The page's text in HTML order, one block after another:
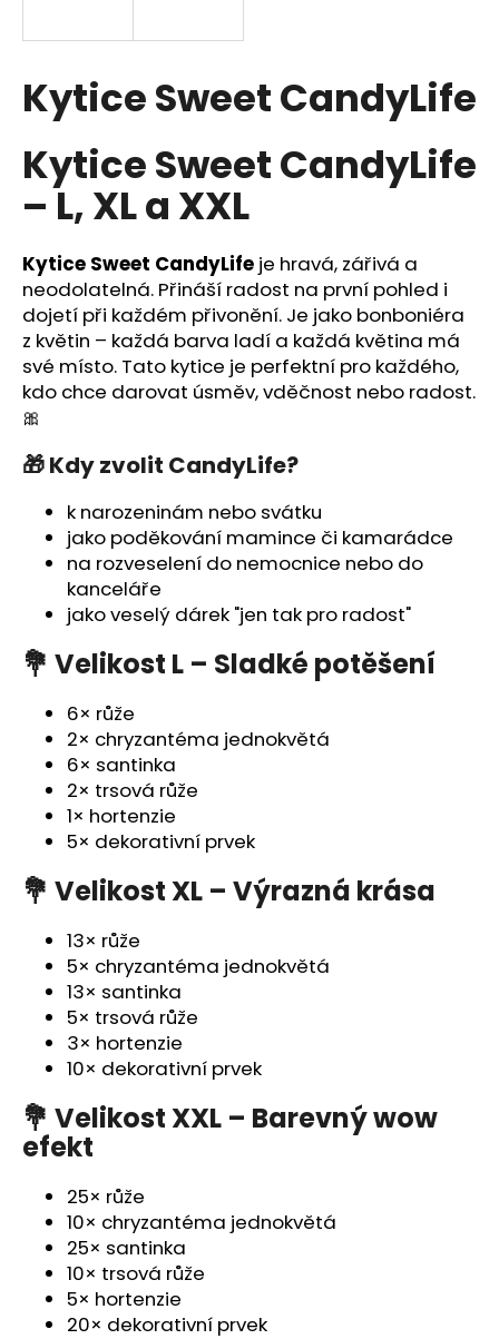
Kytice Sweet CandyLife
Kytice Sweet CandyLife
– L, XL a XXL
Kytice Sweet CandyLife je hravá, zářivá a
neodolatelná. Přináší radost na první pohled i
dojetí při každém přivonění. Je jako bonboniéra
z květin – každá barva ladí a každá květina má
své místo. Tato kytice je perfektní pro každého,
kdo chce darovat úsměv, vděčnost nebo radost.
🎀
🎁 Kdy zvolit CandyLife?
k narozeninám nebo svátku
jako poděkování mamince či kamarádce
na rozveselení do nemocnice nebo do
kanceláře
jako veselý dárek "jen tak pro radost"
💐 Velikost L – Sladké potěšení
6× růže
2× chryzantéma jednokvětá
6× santinka
2× trsová růže
1× hortenzie
5× dekorativní prvek
💐 Velikost XL – Výrazná krása
13× růže
5× chryzantéma jednokvětá
13× santinka
5× trsová růže
3× hortenzie
10× dekorativní prvek
💐 Velikost XXL – Barevný wow
efekt
25× růže
10× chryzantéma jednokvětá
25× santinka
10× trsová růže
5× hortenzie
20× dekorativní prvek
í
t
?
HLEDAT
D
o
p
o
r
u